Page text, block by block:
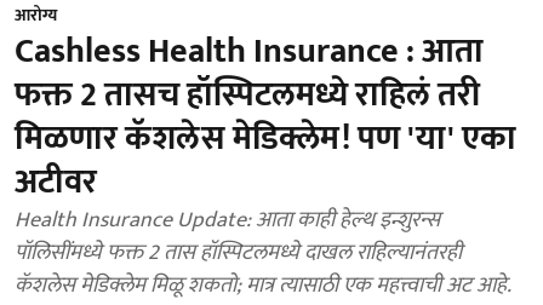
आरोग्य
Cashless Health Insurance : आता
फक्त 2 तासच हॉस्पिटलमध्ये राहिलं तरी
मिळणार कॅशलेस मेडिक्लेम! पण 'या' एका
अटीवर
Health Insurance Update: आता काही हेल्थ इन्शुरन्स
पॉलिसींमध्ये फक्त 2 तास हॉस्पिटलमध्ये दाखल राहिल्यानंतरही
कॅशलेस मेडिक्लेम मिळू शकतो; मात्र त्यासाठी एक महत्त्वाची अट आहे.